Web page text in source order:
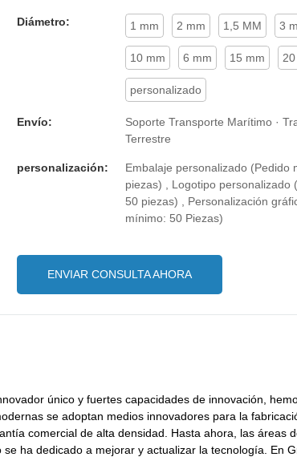
Diámetro: 1 mm 2 mm 1,5 MM 3
10 mm 6 mm 15 mm
personalizado
Envío:
Soporte Transporte Marítimo ·
Terrestre
personalización:
Embalaje personalizado (Pedido
piezas) , Logotipo personalizado
50 piezas) , Personalización
mínimo: 50 Piezas)
ENVIAR CONSULTA AHORA
único y fuertes capacidades de innovación,
se adoptan medios innovadores para la
comercial de alta densidad. Hasta ahora, las áreas
ha dedicado a mejorar y actualizar la tecnología. En